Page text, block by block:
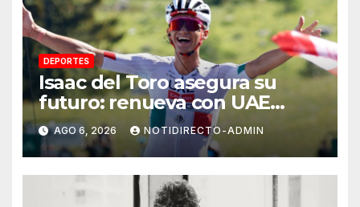
DEPORTES
Isaac del Toro asegura su
futuro: renueva con UAE
Team Emirates hasta 2031
AGO 6, 2026 NOTIDIRECTO-ADMIN